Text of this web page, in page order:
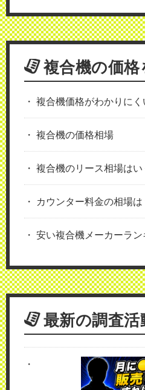
複合機の価格
複合機価格がわかりにく
複合機の価格相場
複合機のリース相場はい
カウンター料金の相場は
安い複合機メーカーラン
最新の調査活